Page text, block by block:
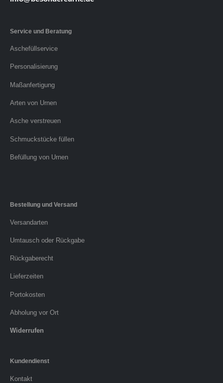
Service und Beratung
Aschefüllservice
Personalisierung
Maßanfertigung
Arten von Urnen
Asche verstreuen
Schmuckstücke füllen
Befüllung von Urnen
Bestellung und Versand
Versandarten
Umtausch oder Rückgabe
Rückgaberecht
Lieferzeiten
Portokosten
Abholung vor Ort
Widerrufen
Kundendienst
Kontakt